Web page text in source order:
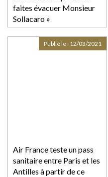
faites évacuer Monsieur
Sollacaro »
Air France teste un pass
sanitaire entre Paris et les
Antilles à partir de ce
Publié le : 12/03/2021